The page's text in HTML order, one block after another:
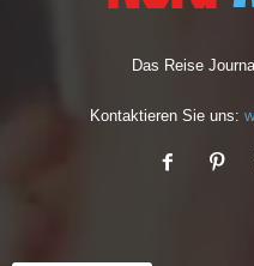
Das Reise
Kontaktieren Sie uns: